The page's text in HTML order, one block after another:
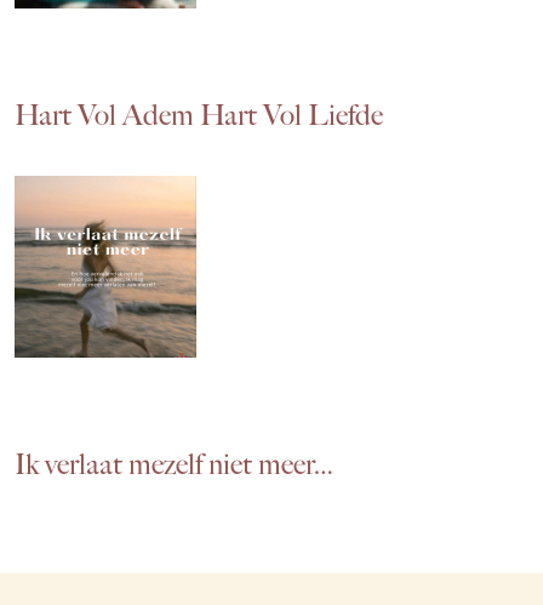
Hart Vol Adem Hart Vol Liefde
Ik verlaat mezelf niet meer…